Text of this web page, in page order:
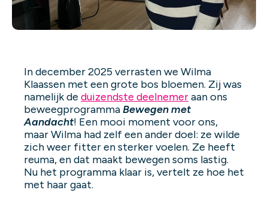
In december 2025 verrasten we Wilma
Klaassen met een grote bos bloemen. Zij was
namelijk de duizendste deelnemeraan ons
beweegprogrammaBewegen met
Aandacht! Een mooi moment voor ons,
maar Wilma had zelf een ander doel: ze wilde
zich weer fitter en sterker voelen. Ze heeft
reuma, en dat maakt bewegen soms lastig.
Nu het programma klaar is, vertelt ze hoe het
met haar gaat.